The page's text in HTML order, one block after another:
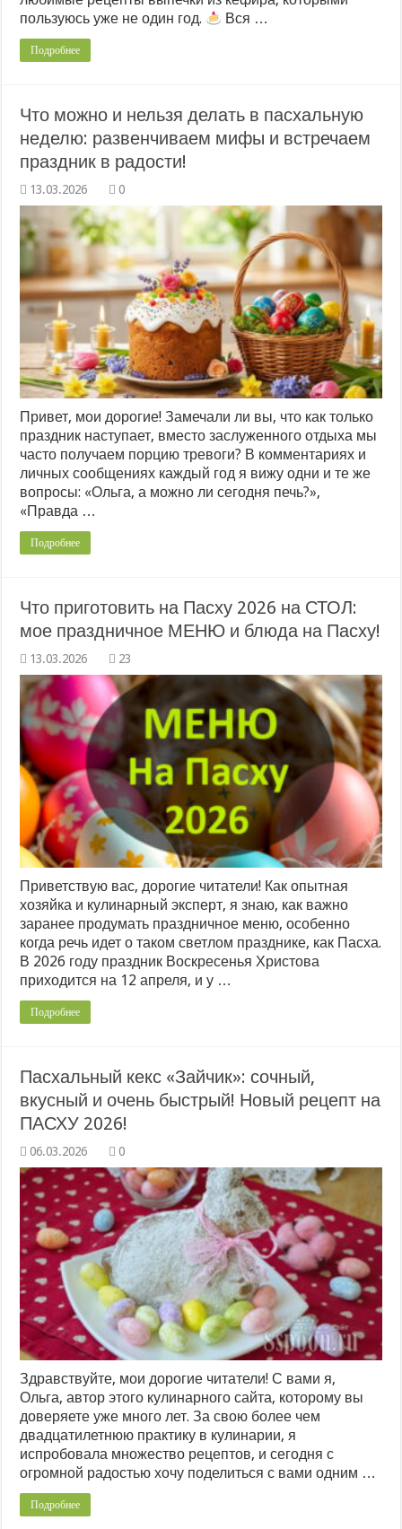
пользуюсь уже не один год.
Вся …
Подробнее
Что можно и нельзя делать в пасхальную
неделю: развенчиваем мифы и встречаем
праздник в радости!
0
Привет, мои дорогие! Замечали ли вы, что как только
праздник наступает, вместо заслуженного отдыха мы
часто получаем порцию тревоги? В комментариях и
личных сообщениях каждый год я вижу одни и те же
вопросы: «Ольга, а можно ли сегодня печь?»,
«Правда …
Подробнее
Что приготовить на Пасху 2026 на СТОЛ:
мое праздничное МЕНЮ и блюда на Пасху!
23
Приветствую вас, дорогие читатели! Как опытная
хозяйка и кулинарный эксперт, я знаю, как важно
заранее продумать праздничное меню, особенно
когда речь идет о таком светлом празднике, как Пасха.
В 2026 году праздник Воскресенья Христова
приходится на 12 апреля, и у …
Подробнее
Пасхальный кекс «Зайчик»: сочный,
вкусный и очень быстрый! Новый рецепт на
ПАСХУ 2026!
0
Здравствуйте, мои дорогие читатели! С вами я,
Ольга, автор этого кулинарного сайта, которому вы
доверяете уже много лет. За свою более чем
двадцатилетнюю практику в кулинарии, я
испробовала множество рецептов, и сегодня с
огромной радостью хочу поделиться с вами одним …
Подробнее